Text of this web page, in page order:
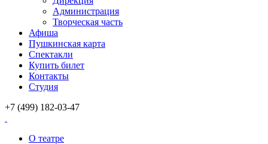
Администрация
Творческая часть
Афиша
Пушкинская карта
Спектакли
Купить билет
Контакты
Студия
+7 (499) 182-03-47
О театре